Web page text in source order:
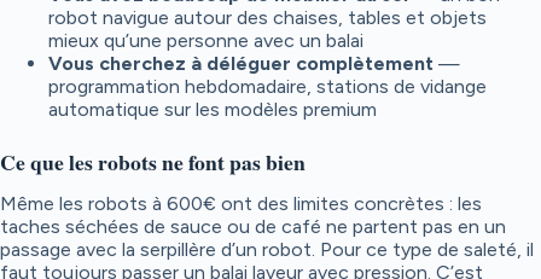
robot navigue autour des chaises, tables et objets
mieux qu’une personne avec un balai
Vous cherchez à déléguer complètement —
programmation hebdomadaire, stations de vidange
automatique sur les modèles premium
Ce que les robots ne font pas bien
Même les robots à 600€ ont des limites concrètes : les
taches séchées de sauce ou de café ne partent pas en un
passage avec la serpillère d’un robot. Pour ce type de saleté, il
faut toujours passer un balai laveur avec pression. C’est